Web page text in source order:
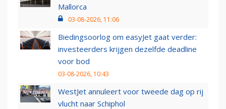
Mallorca
03-08-2026, 11:06
Biedingsoorlog om easyJet gaat verder:
investeerders krijgen dezelfde deadline
voor bod
03-08-2026, 10:43
WestJet annuleert voor tweede dag op rij
vlucht naar Schiphol